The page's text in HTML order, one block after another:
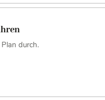
durch.